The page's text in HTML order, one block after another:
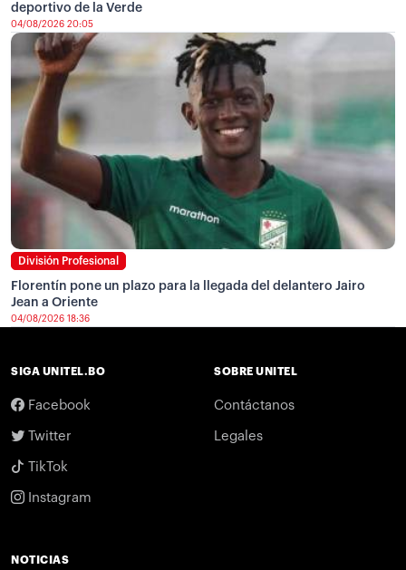
deportivo de la Verde
04/08/2026 20:05
División Profesional
Florentín pone un plazo para la llegada del delantero Jairo
Jean a Oriente
04/08/2026 18:36
SIGA UNITEL.BO
Facebook
Twitter
TikTok
Instagram
SOBRE UNITEL
Contáctanos
Legales
NOTICIAS